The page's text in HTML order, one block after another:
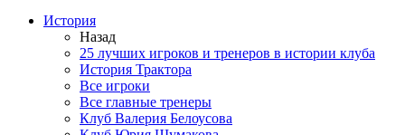
История
Назад
25 лучших игроков и тренеров в истории клуба
История Трактора
Все игроки
Все главные тренеры
Клуб Валерия Белоусова